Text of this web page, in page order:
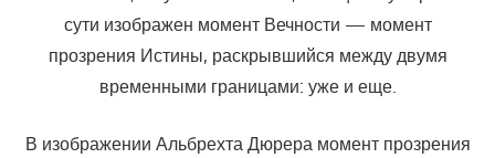
сути изображен момент Вечности — момент
прозрения Истины, раскрывшийся между двумя
временными границами: уже и еще.
В изображении Альбрехта Дюрера момент прозрения